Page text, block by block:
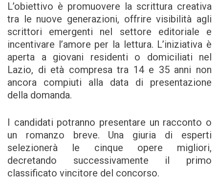
L’obiettivo è promuovere la scrittura creativa
tra le nuove generazioni, offrire visibilità agli
scrittori emergenti nel settore editoriale e
incentivare l’amore per la lettura. L’iniziativa è
aperta a giovani residenti o domiciliati nel
Lazio, di età compresa tra 14 e 35 anni non
ancora compiuti alla data di presentazione
della domanda.
I candidati potranno presentare un racconto o
un romanzo breve. Una giuria di esperti
selezionerà le cinque opere migliori,
decretando successivamente il primo
classificato vincitore del concorso.